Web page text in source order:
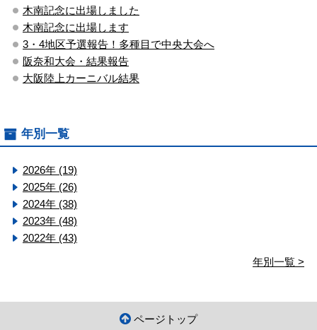
木南記念に出場しました
木南記念に出場します
3・4地区予選報告！多種目で中央大会へ
阪奈和大会・結果報告
大阪陸上カーニバル結果
年別一覧
2026年 (19)
2025年 (26)
2024年 (38)
2023年 (48)
2022年 (43)
年別一覧 >
ページトップ